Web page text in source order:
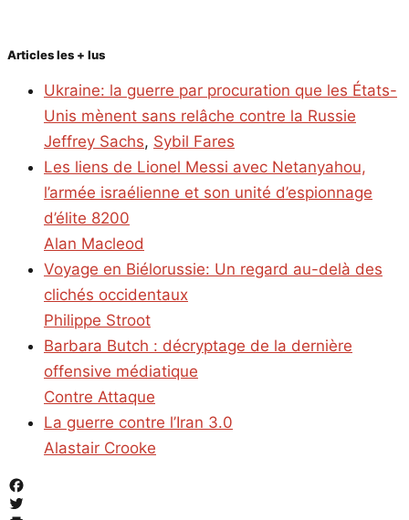
Articles les + lus
Ukraine: la guerre par procuration que les États-
Unis mènent sans relâche contre la Russie
Jeffrey Sachs, Sybil Fares
Les liens de Lionel Messi avec Netanyahou,
l’armée israélienne et son unité d’espionnage
d’élite 8200
Alan Macleod
Voyage en Biélorussie: Un regard au-delà des
clichés occidentaux
Philippe Stroot
Barbara Butch : décryptage de la dernière
offensive médiatique
Contre Attaque
La guerre contre l’Iran 3.0
Alastair Crooke
Facebook